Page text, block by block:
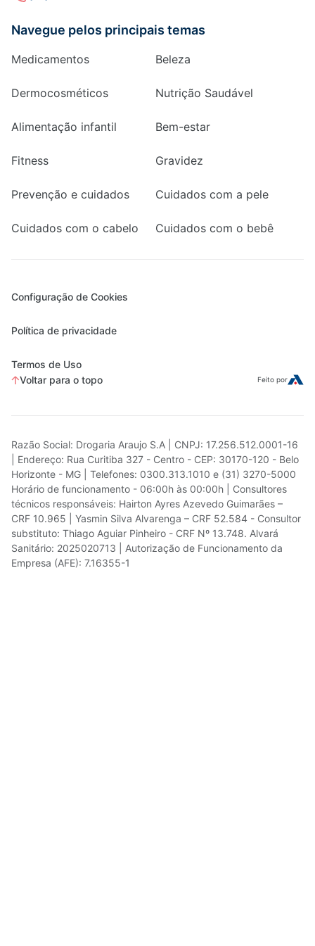
Navegue pelos principais temas
Medicamentos Beleza
Dermocosméticos Nutrição Saudável
Alimentação infantil Bem-estar
Fitness Gravidez
Prevenção e cuidados Cuidados com a pele
Cuidados com o cabelo Cuidados com o bebê
Configuração de Cookies
Política de privacidade
Termos de Uso
Voltar para o topo
Feito por
Razão Social: Drogaria Araujo S.A | CNPJ: 17.256.512.0001-16
| Endereço: Rua Curitiba 327 - Centro - CEP: 30170-120 - Belo
Horizonte - MG | Telefones: 0300.313.1010 e (31) 3270-5000
Horário de funcionamento - 06:00h às 00:00h | Consultores
técnicos responsáveis: Hairton Ayres Azevedo Guimarães –
CRF 10.965 | Yasmin Silva Alvarenga – CRF 52.584 - Consultor
substituto: Thiago Aguiar Pinheiro - CRF Nº 13.748. Alvará
Sanitário: 2025020713 | Autorização de Funcionamento da
Empresa (AFE): 7.16355-1